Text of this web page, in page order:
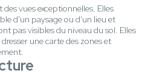
vues exceptionnelles. Elles
d'un paysage ou d'un lieu et
pas visibles du niveau du sol. Elles
une carte des zones et